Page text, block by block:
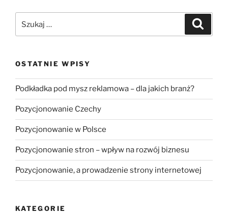
OSTATNIE WPISY
Podkładka pod mysz reklamowa – dla jakich branż?
Pozycjonowanie Czechy
Pozycjonowanie w Polsce
Pozycjonowanie stron – wpływ na rozwój biznesu
Pozycjonowanie, a prowadzenie strony internetowej
KATEGORIE